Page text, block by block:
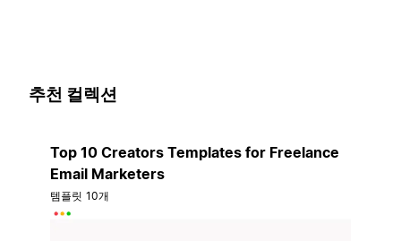
추천 컬렉션
Top 10 Creators Templates for Freelance
Email Marketers
템플릿 10개